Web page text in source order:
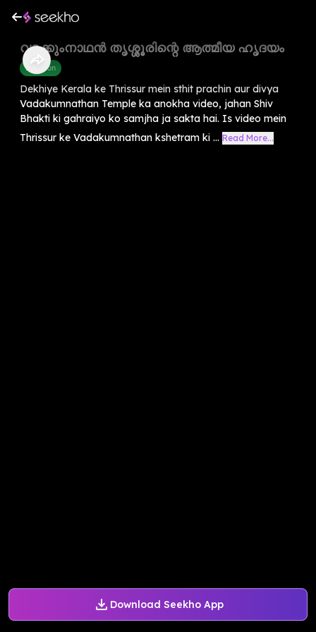
Download Seekho App
വടക്കുംനാഥൻ തൃശ്ശൂരിന്റെ ആത്മീയ ഹൃദയം
Devotion
Dekhiye Kerala ke Thrissur mein sthit prachin aur divya
Vadakumnathan Temple ka anokha video, jahan Shiv
Bhakti ki gahraiyo ko samjha ja sakta hai. Is video mein
Thrissur ke Vadakumnathan kshetram ki ... Read More...